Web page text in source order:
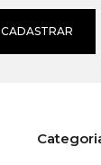
CADASTRAR